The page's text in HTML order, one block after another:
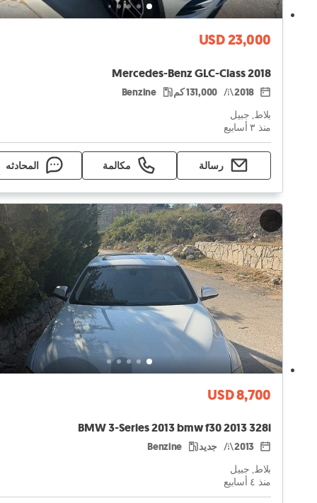
USD 23,000
Mercedes-Benz GLC-Class 2018
2018 131,000 كم Benzine
بلاط, جبيل
منذ ٣ أسابيع
رسالة مكالمة المحادثه
USD 8,700
BMW 3-Series 2013 bmw f30 2013 328i
2013 جديد Benzine
بلاط, جبيل
منذ ٤ أسابيع